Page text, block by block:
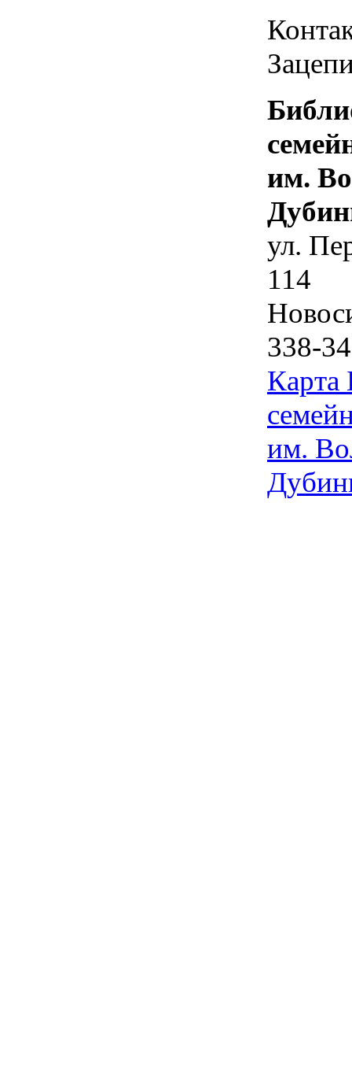
им.
ул.
114
338-
Карта
им.